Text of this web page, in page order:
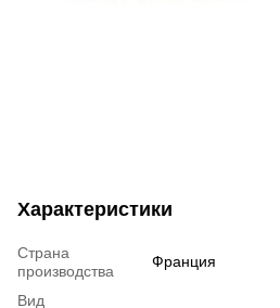
Характеристики
Страна
производства
Франция
Вид